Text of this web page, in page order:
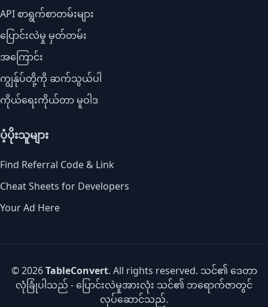
API စာရွက်စာတမ်းများ
ပြောင်းလဲမှု မှတ်တမ်း
အကြောင်း
ကျွန်ုပ်တို့ကို ဆက်သွယ်ပါ
ကိုယ်ရေးကိုယ်တာ မူဝါဒ
ပံ့ပိုးသူများ
Find Referral Code & Link
Cheat Sheets for Developers
Your Ad Here
© 2026TableConvert. All rights reserved. သင်၏ ဒေတာ
လုံခြုံပါသည် - ပြောင်းလဲမှုအားလုံး သင်၏ ဘရောက်ဇာတွင်
လုပ်ဆောင်သည်.